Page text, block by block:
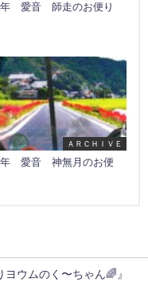
年 愛音 師走のお便り
ＡＲＣＨＩＶＥ
年 愛音 神無月のお便
ウムのく〜ちゃん🌈』